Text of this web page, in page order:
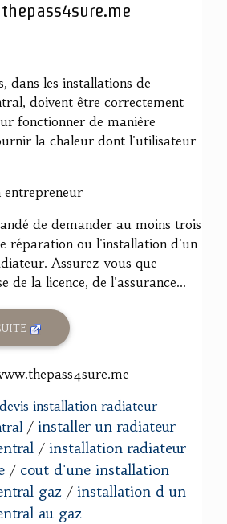
dans les installations de
doivent être correctement
fonctionner de manière
la chaleur dont l'utilisateur
entrepreneur
de demander au moins trois
réparation ou l'installation d'un
Assurez-vous que
de la licence, de l'assurance...
devis installation radiateur
/ installer un radiateur
/ installation radiateur
/ cout d'une installation
gaz / installation d un
au gaz